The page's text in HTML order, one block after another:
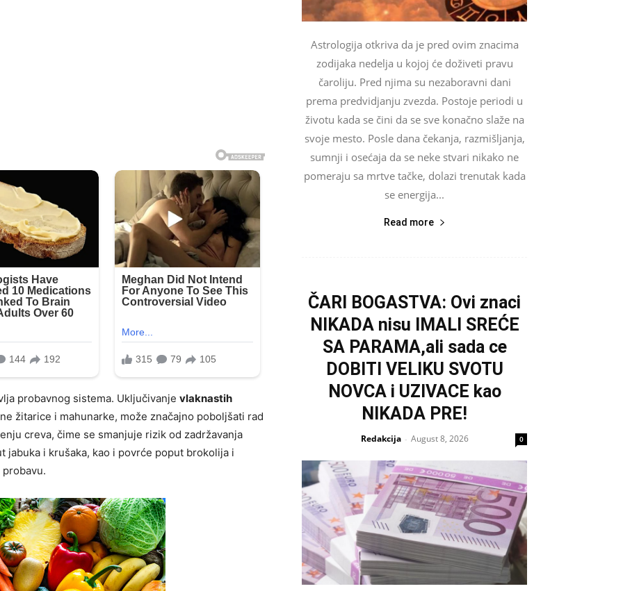
probavnog sistema. Uključivanje vlaknastih
žitarice i mahunarke, može značajno poboljšati rad
creva, čime se smanjuje rizik od zadržavanja
i krušaka, kao i povrće poput brokolija i
Astrologija otkriva da je pred ovim znacima
zodijaka nedelja u kojoj će doživeti pravu
čaroliju. Pred njima su nezaboravni dani
prema predvidjanju zvezda. Postoje periodi u
životu kada se čini da se sve konačno slaže na
svoje mesto. Posle dana čekanja, razmišljanja,
sumnji i osećaja da se neke stvari nikako ne
pomeraju sa mrtve tačke, dolazi trenutak kada
se energija...
Read more
ČARI BOGASTVA: Ovi znaci
NIKADA nisu IMALI SREĆE
SA PARAMA,ali sada ce
DOBITI VELIKU SVOTU
NOVCA i UZIVACE kao
NIKADA PRE!
Redakcija - August 8, 2026 0